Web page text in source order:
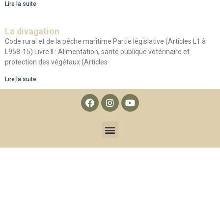
Lire la suite
La divagation
Code rural et de la pêche maritime Partie législative (Articles L1 à
L958-15) Livre II : Alimentation, santé publique vétérinaire et
protection des végétaux (Articles
Lire la suite